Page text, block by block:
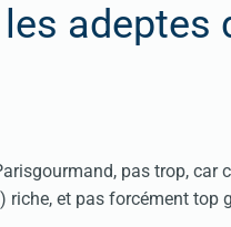
adeptes
pas trop, car
riche, et pas forcément top